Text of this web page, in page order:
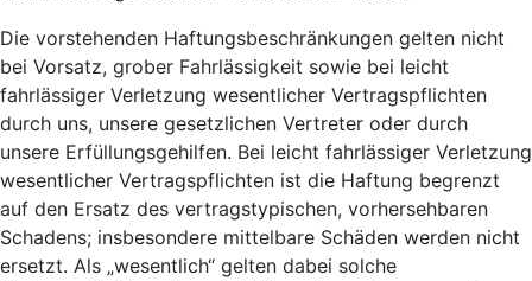
Die vorstehenden Haftungsbeschränkungen gelten nicht
bei Vorsatz, grober Fahrlässigkeit sowie bei leicht
fahrlässiger Verletzung wesentlicher Vertragspflichten
durch uns, unsere gesetzlichen Vertreter oder durch
unsere Erfüllungsgehilfen. Bei leicht fahrlässiger Verletzung
wesentlicher Vertragspflichten ist die Haftung begrenzt
auf den Ersatz des vertragstypischen, vorhersehbaren
Schadens; insbesondere mittelbare Schäden werden nicht
ersetzt. Als „wesentlich“ gelten dabei solche